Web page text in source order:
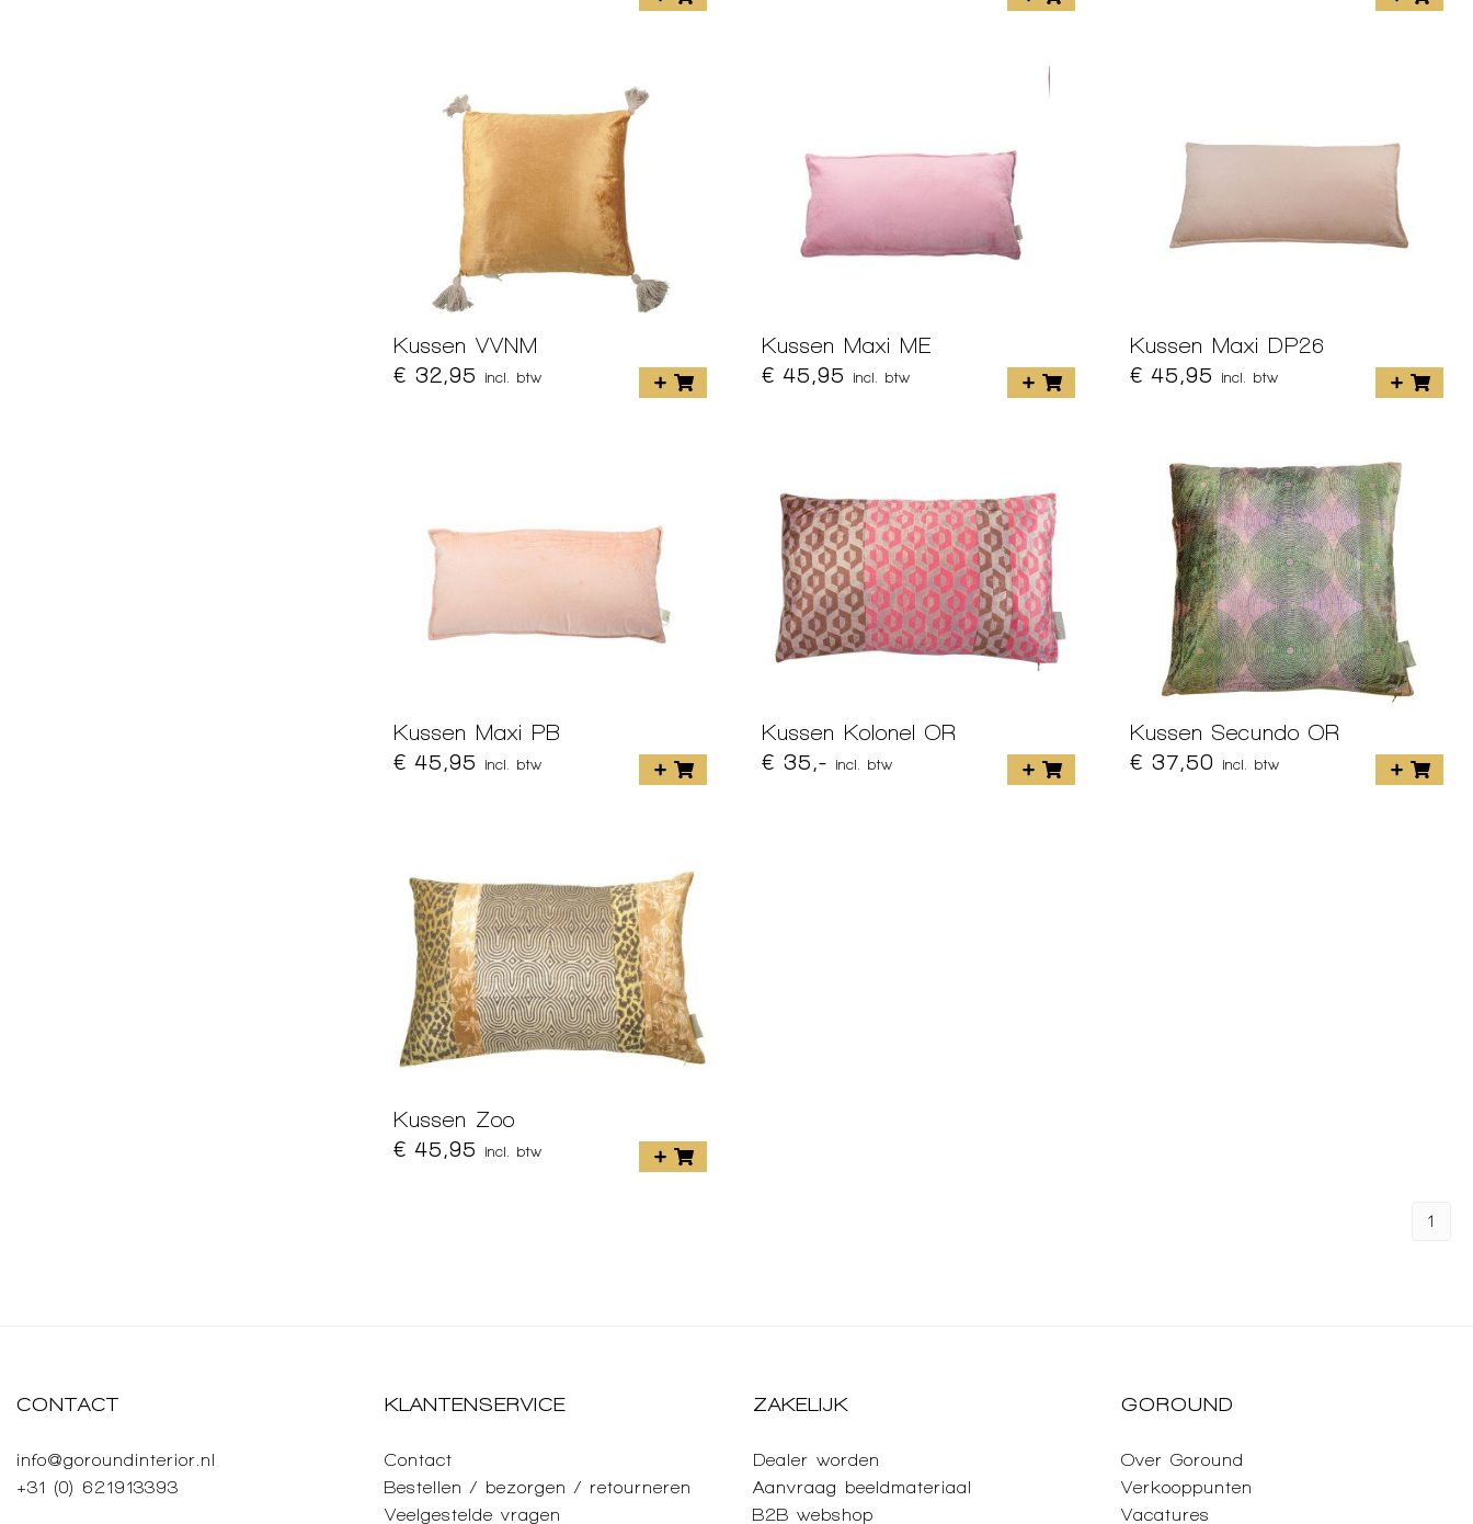
Kussen VVNM
€ 32,95
incl. btw
Kussen Maxi ME
€ 45,95
incl. btw
Kussen Maxi DP26
€ 45,95
incl. btw
Kussen Maxi PB
€ 45,95
incl. btw
Kussen Kolonel OR
€ 35,-
incl. btw
Kussen Secundo OR
€ 37,50
incl. btw
Kussen Zoo
€ 45,95
incl. btw
1
CONTACT
info@goroundinterior.nl
+31 (0) 621913393
KLANTENSERVICE
Contact
Bestellen / bezorgen / retourneren
Veelgestelde vragen
ZAKELIJK
Dealer worden
Aanvraag beeldmateriaal
B2B webshop
GOROUND
Over Goround
Verkooppunten
Vacatures